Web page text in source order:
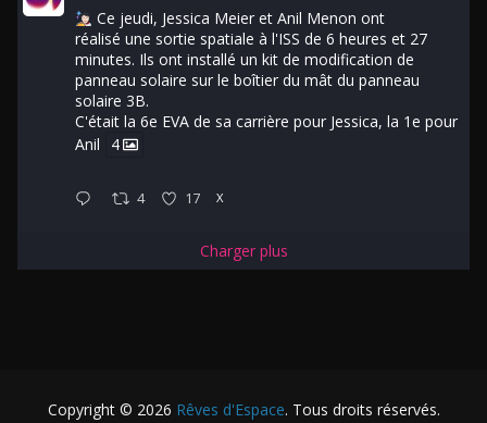
Ce jeudi, Jessica Meier et Anil Menon ont
réalisé une sortie spatiale à l'ISS de 6 heures et 27
minutes. Ils ont installé un kit de modification de
panneau solaire sur le boîtier du mât du panneau
solaire 3B.
C'était la 6e EVA de sa carrière pour Jessica, la 1e pour
Anil
4
4 17 X
Charger plus
Copyright © 2026 Rêves d'Espace. Tous droits réservés.